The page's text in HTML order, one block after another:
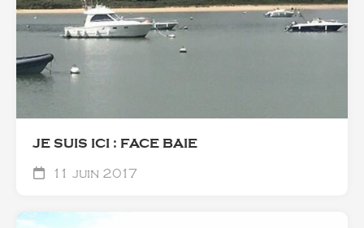
JE SUIS ICI : FACE BAIE
11 juin 2017